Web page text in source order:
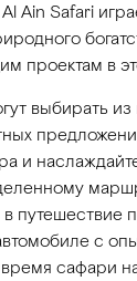
Ain Safari
проектам в
выбирать
и
путешествие
с
сафари